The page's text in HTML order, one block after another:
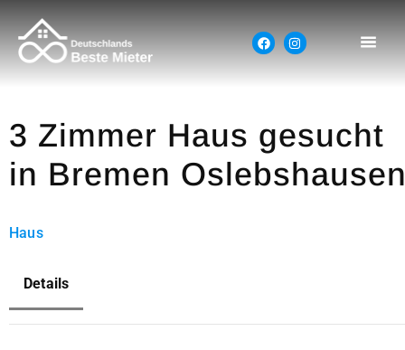
3 Zimmer Haus gesucht
in Bremen
Haus
Details